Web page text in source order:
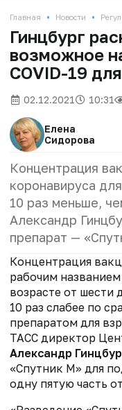
Главная • Новости •
Гинцбург
возможное
COVID-19
02.12.2021 10:31
Елена
Сидорова
Концентрация
коронавируса
10 раз меньше,
Александр
препарат —
Концентрация
рабочим
возрасте от шести
10 раз слабее по
препаратом для
ТАСС директор
Александр
«Спутник М» для
одну пятую часть